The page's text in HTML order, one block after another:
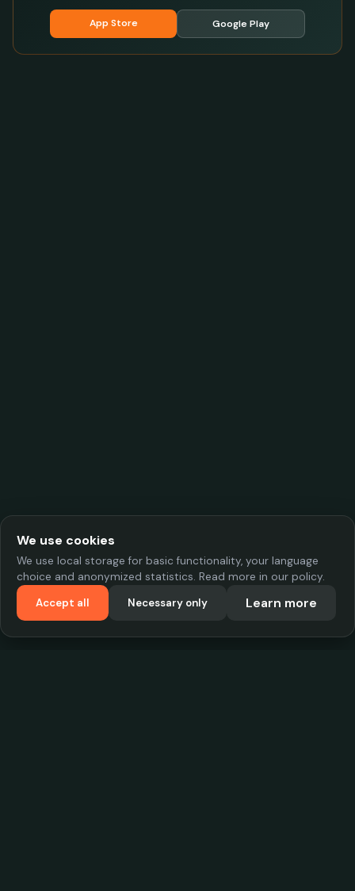
App Store Google Play
We use cookies
We use local storage for basic functionality, your language
choice and anonymized statistics. Read more in our policy.
Accept all
Necessary only Learn more